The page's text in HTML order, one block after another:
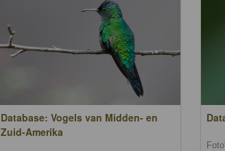
Database: Vogels van Midden- en
Zuid-Amerika